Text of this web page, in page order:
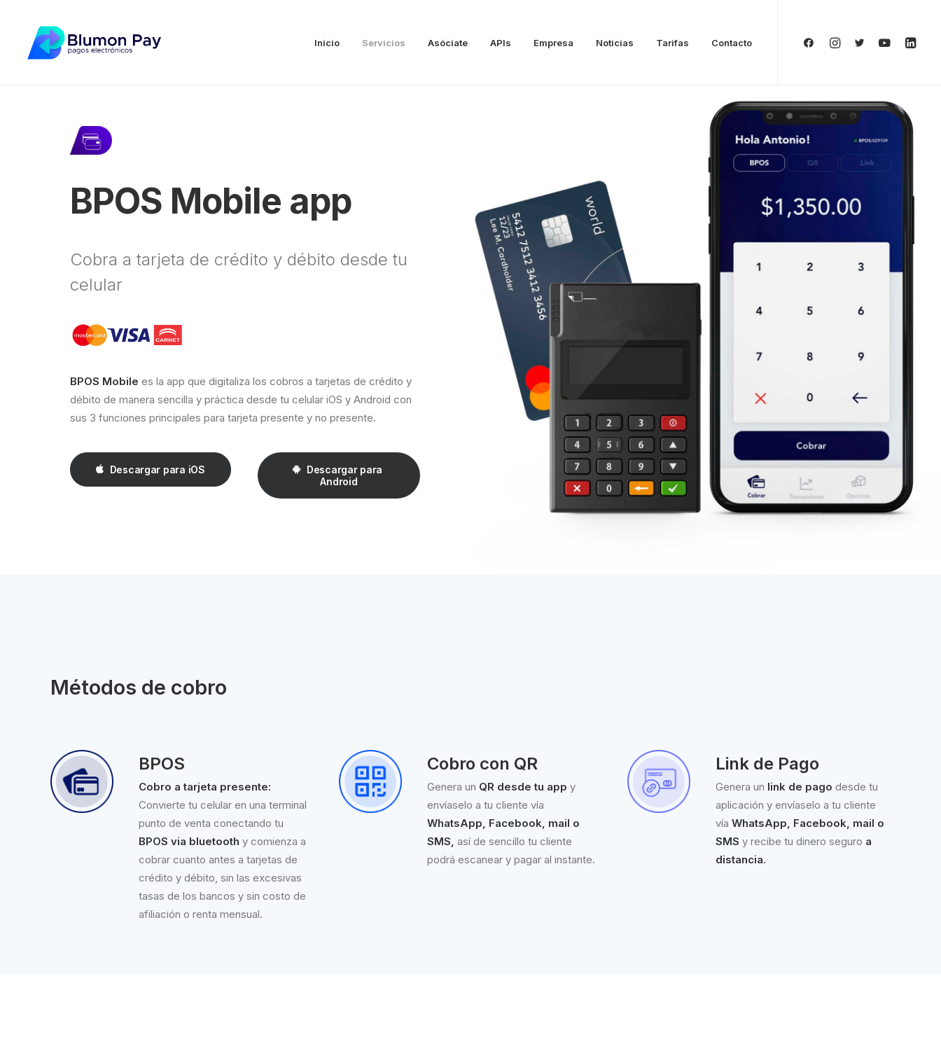
Inicio Servicios Asóciate APIs Empresa Noticias Tarifas Contacto
BPOS Mobile app
Cobra a tarjeta de crédito y débito desde tu
celular
BPOS Mobile es la app que digitaliza los cobros a tarjetas de crédito y
débito de manera sencilla y práctica desde tu celular iOS y Android con
sus 3 funciones principales para tarjeta presente y no presente.
Descargar para iOS
Descargar para
Android
Métodos de cobro
BPOS
Cobro a tarjeta presente:
Convierte tu celular en una terminal
punto de venta conectando tu
BPOS via bluetooth y comienza a
cobrar cuanto antes a tarjetas de
crédito y débito, sin las excesivas
tasas de los bancos y sin costo de
afiliación o renta mensual.
Cobro con QR
Genera un QR desde tu app y
envíaselo a tu cliente vía
WhatsApp, Facebook, mail o
SMS, así de sencillo tu cliente
podrá escanear y pagar al instante.
Link de Pago
Genera un link de pago desde tu
aplicación y envíaselo a tu cliente
vía WhatsApp, Facebook, mail o
SMS y recibe tu dinero seguro a
distancia.